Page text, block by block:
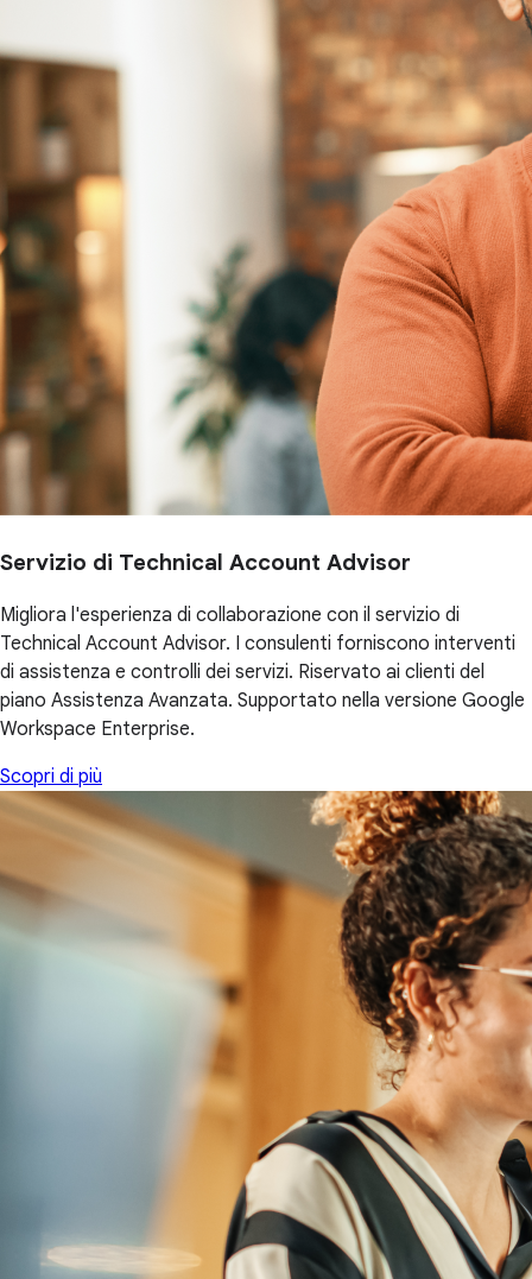
Servizio di Technical Account Advisor
Migliora l'esperienza di collaborazione con il servizio di
Technical Account Advisor. I consulenti forniscono interventi
di assistenza e controlli dei servizi. Riservato ai clienti del
piano Assistenza Avanzata. Supportato nella versione Google
Workspace Enterprise.
Scopri di più